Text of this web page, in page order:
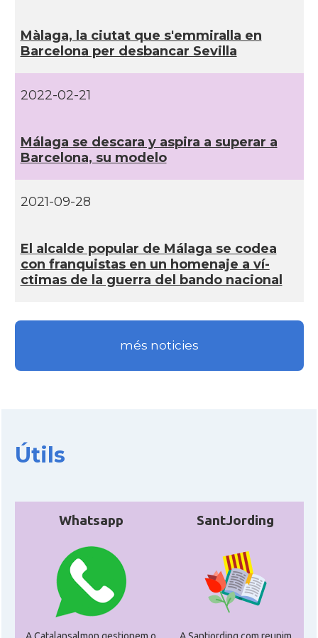
* + ambaixades i consolats
Màlaga, la ciutat que s'emmiralla en
Barcelona per desbancar Sevilla
2022-02-21
Málaga se descara y aspira a superar a
Barcelona, su modelo
2021-09-28
El alcalde popular de Málaga se codea
con franquistas en un homenaje a ví­
ctimas de la guerra del bando nacional
més noticies
Útils
Whatsapp SantJording